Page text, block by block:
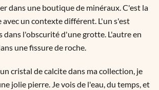
dans une boutique de minéraux. C'est la
avec un contexte différent. L'un s'est
dans l'obscurité d'une grotte. L'autre en
une fissure de roche.
cristal de calcite dans ma collection, je
jolie pierre. Je vois de l'eau, du temps, et